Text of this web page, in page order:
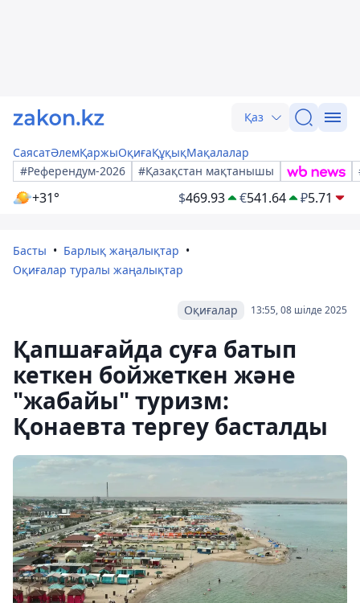
Қаз
СаясатӘлемҚаржыОқиғаҚұқықМақалалар
#Референдум-2026
#Қазақстан мақтанышы
+31° $469.93 €541.64 ₽5.71
Басты
Барлық жаңалықтар
Оқиғалар туралы жаңалықтар
13:55, 08 шілде 2025
Оқиғалар
Қапшағайда суға батып
кеткен бойжеткен және
"жабайы" туризм:
Қонаевта тергеу басталды